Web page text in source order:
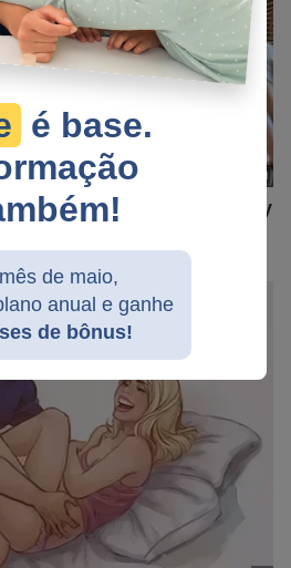
é base.
de maio,
anual e ganhe
de bônus!